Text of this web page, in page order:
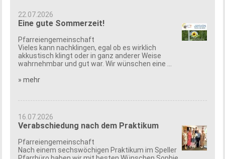
22.07.2026
Eine gute Sommerzeit!
Pfarreiengemeinschaft
Vieles kann nachklingen, egal ob es wirklich
akkustisch klingt oder in ganz anderer Weise
wahrnehmbar und gut war. Wir wünschen eine ...
» mehr
16.07.2026
Verabschiedung nach dem Praktikum
Pfarreiengemeinschaft
Nach einem sechswöchigen Praktikum im Speller